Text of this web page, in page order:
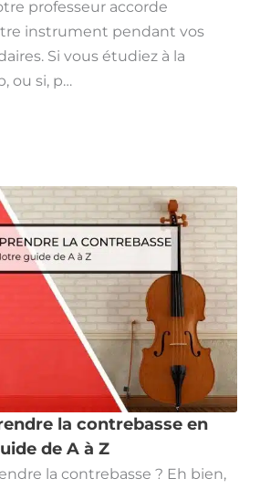
professeur accorde
instrument pendant vos
Si vous étudiez à la
ou si, p…
la contrebasse en
de A à Z
la contrebasse ? Eh bien,